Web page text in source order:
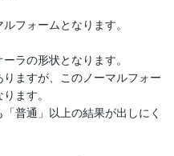
フォームとなります。
ラの形状となります。
ますが、このノーマルフォー
ます。
普通」以上の結果が出しにく